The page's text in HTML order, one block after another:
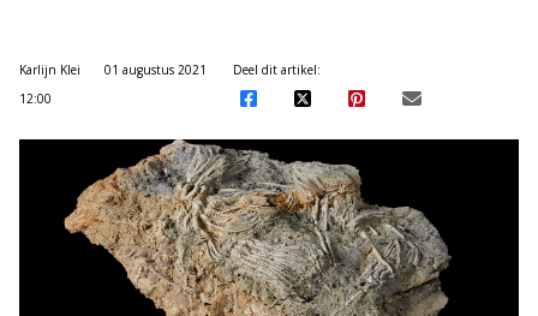
Karlijn Klei
01 augustus 2021
12:00
Deel dit artikel: